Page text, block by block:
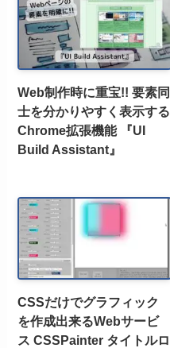
Web制作時に重宝!! 要素同
士を分かりやすく表示する
Chrome拡張機能 『UI
Build Assistant』
CSSだけでグラフィック
を作成出来るWebサービ
ス CSSPainter タイトルロ